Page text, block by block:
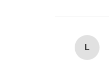
L